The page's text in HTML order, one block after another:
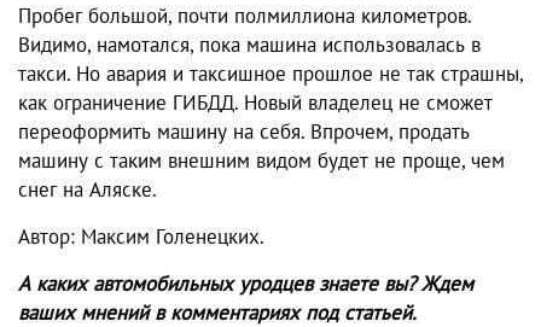
Пробег большой, почти полмиллиона километров.
Видимо, намотался, пока машина использовалась в
такси. Но авария и таксишное прошлое не так страшны,
как ограничение ГИБДД. Новый владелец не сможет
переоформить машину на себя. Впрочем, продать
машину с таким внешним видом будет не проще, чем
снег на Аляске.
Автор: Максим Голенецких.
А каких автомобильных уродцев знаете вы? Ждем
ваших мнений в комментариях под статьей.